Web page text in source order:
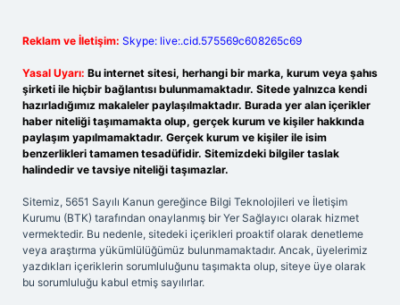
Reklam ve İletişim: Skype: live:.cid.575569c608265c69
Yasal Uyarı: Bu internet sitesi, herhangi bir marka, kurum veya şahıs
şirketi ile hiçbir bağlantısı bulunmamaktadır. Sitede yalnızca kendi
hazırladığımız makaleler paylaşılmaktadır. Burada yer alan içerikler
haber niteliği taşımamakta olup, gerçek kurum ve kişiler hakkında
paylaşım yapılmamaktadır. Gerçek kurum ve kişiler ile isim
benzerlikleri tamamen tesadüfidir. Sitemizdeki bilgiler taslak
halindedir ve tavsiye niteliği taşımazlar.
Sitemiz, 5651 Sayılı Kanun gereğince Bilgi Teknolojileri ve İletişim
Kurumu (BTK) tarafından onaylanmış bir Yer Sağlayıcı olarak hizmet
vermektedir. Bu nedenle, sitedeki içerikleri proaktif olarak denetleme
veya araştırma yükümlülüğümüz bulunmamaktadır. Ancak, üyelerimiz
yazdıkları içeriklerin sorumluluğunu taşımakta olup, siteye üye olarak
bu sorumluluğu kabul etmiş sayılırlar.